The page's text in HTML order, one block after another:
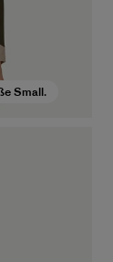
Small.